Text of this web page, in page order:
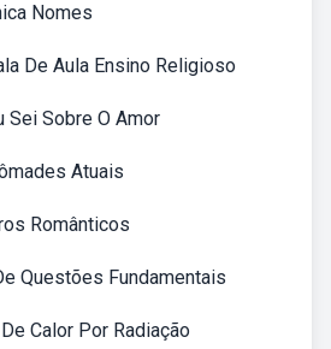
Nomes
De Aula Ensino Religioso
Sei Sobre O Amor
Atuais
Românticos
Questões Fundamentais
Calor Por Radiação